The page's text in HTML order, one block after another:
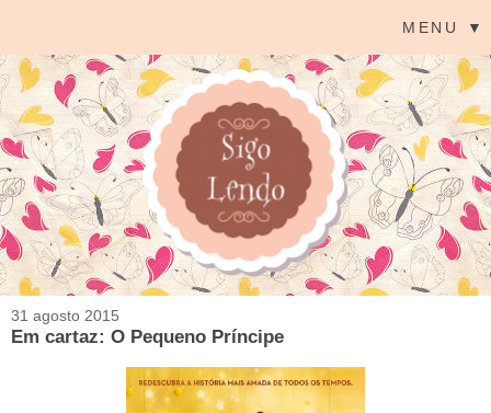
MENU ▼
31 agosto 2015
Em cartaz: O Pequeno Príncipe